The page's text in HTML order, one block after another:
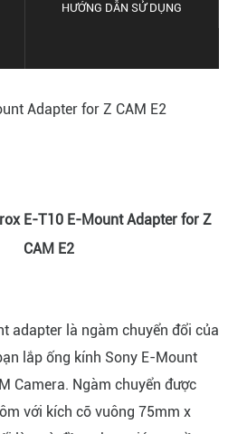
HƯỚNG DẪN SỬ DỤNG
Adapter for Z CAM E2
E-T10 E-Mount Adapter for Z
CAM E2
adapter là ngàm chuyển đổi của
lắp ống kính Sony E-Mount
Camera. Ngàm chuyển được
với kích cỡ vuông 75mm x